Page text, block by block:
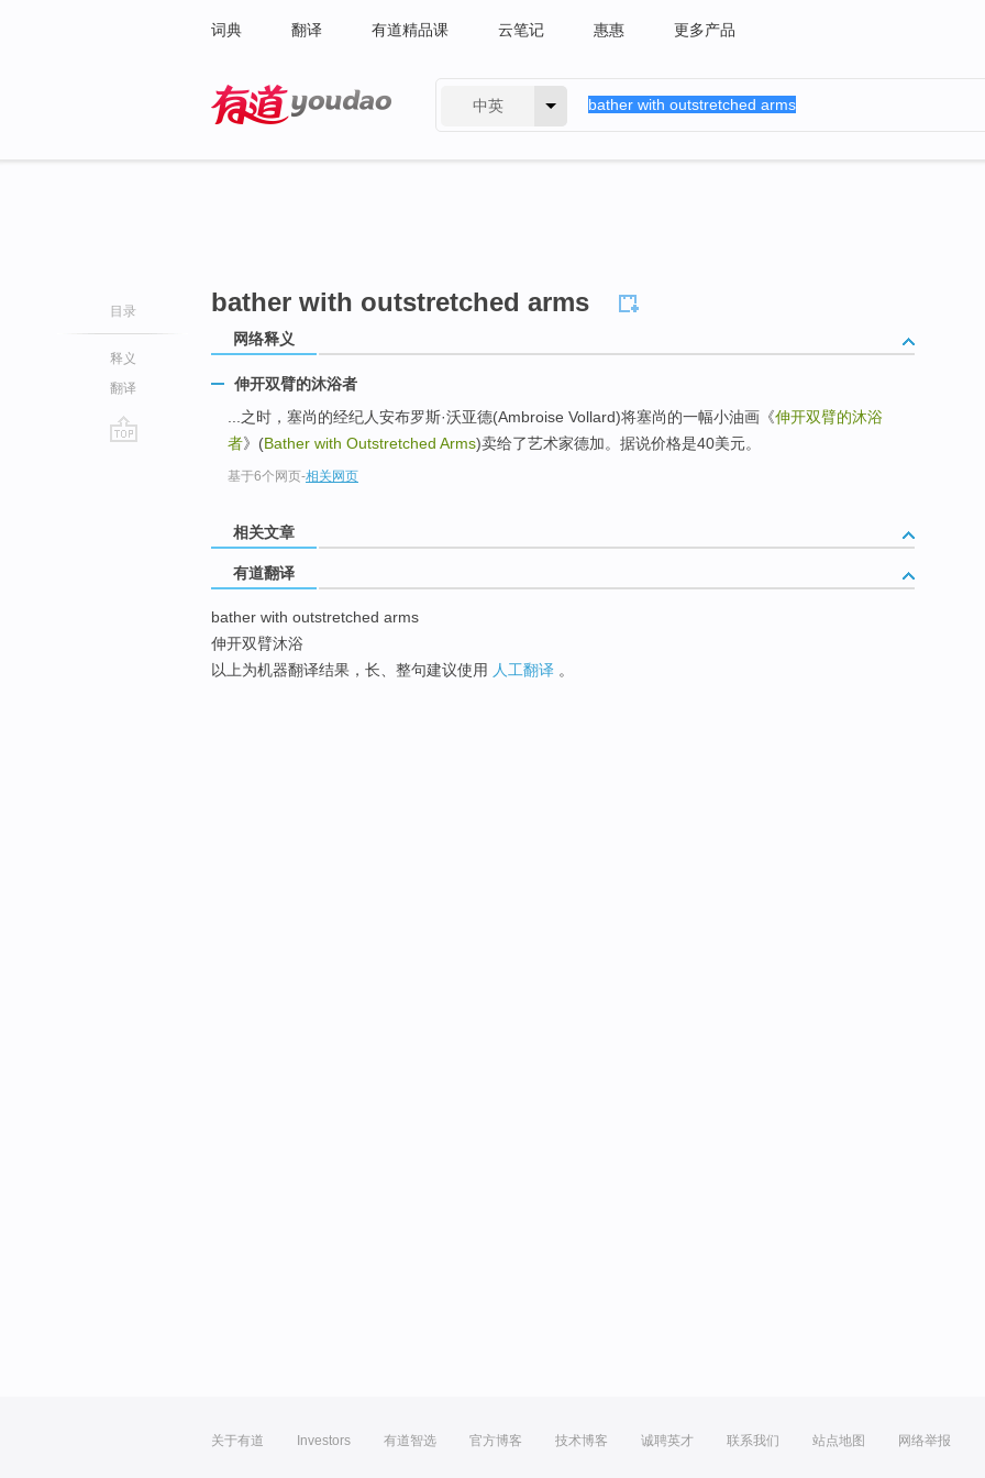
词典 翻译 有道精品课 云笔记 惠惠 更多产品
中英
目录
释义
翻译
bather with outstretched arms
网络释义
伸开双臂的沐浴者
...之时，塞尚的经纪人安布罗斯·沃亚德(Ambroise Vollard)将塞尚的一幅小油画《伸开双臂的沐浴
者》(Bather with Outstretched Arms)卖给了艺术家德加。据说价格是40美元。
基于6个网页-相关网页
相关文章
有道翻译
bather with outstretched arms
伸开双臂沐浴
以上为机器翻译结果，长、整句建议使用 人工翻译 。
关于有道 Investors 有道智选 官方博客 技术博客 诚聘英才 联系我们 站点地图 网络举报